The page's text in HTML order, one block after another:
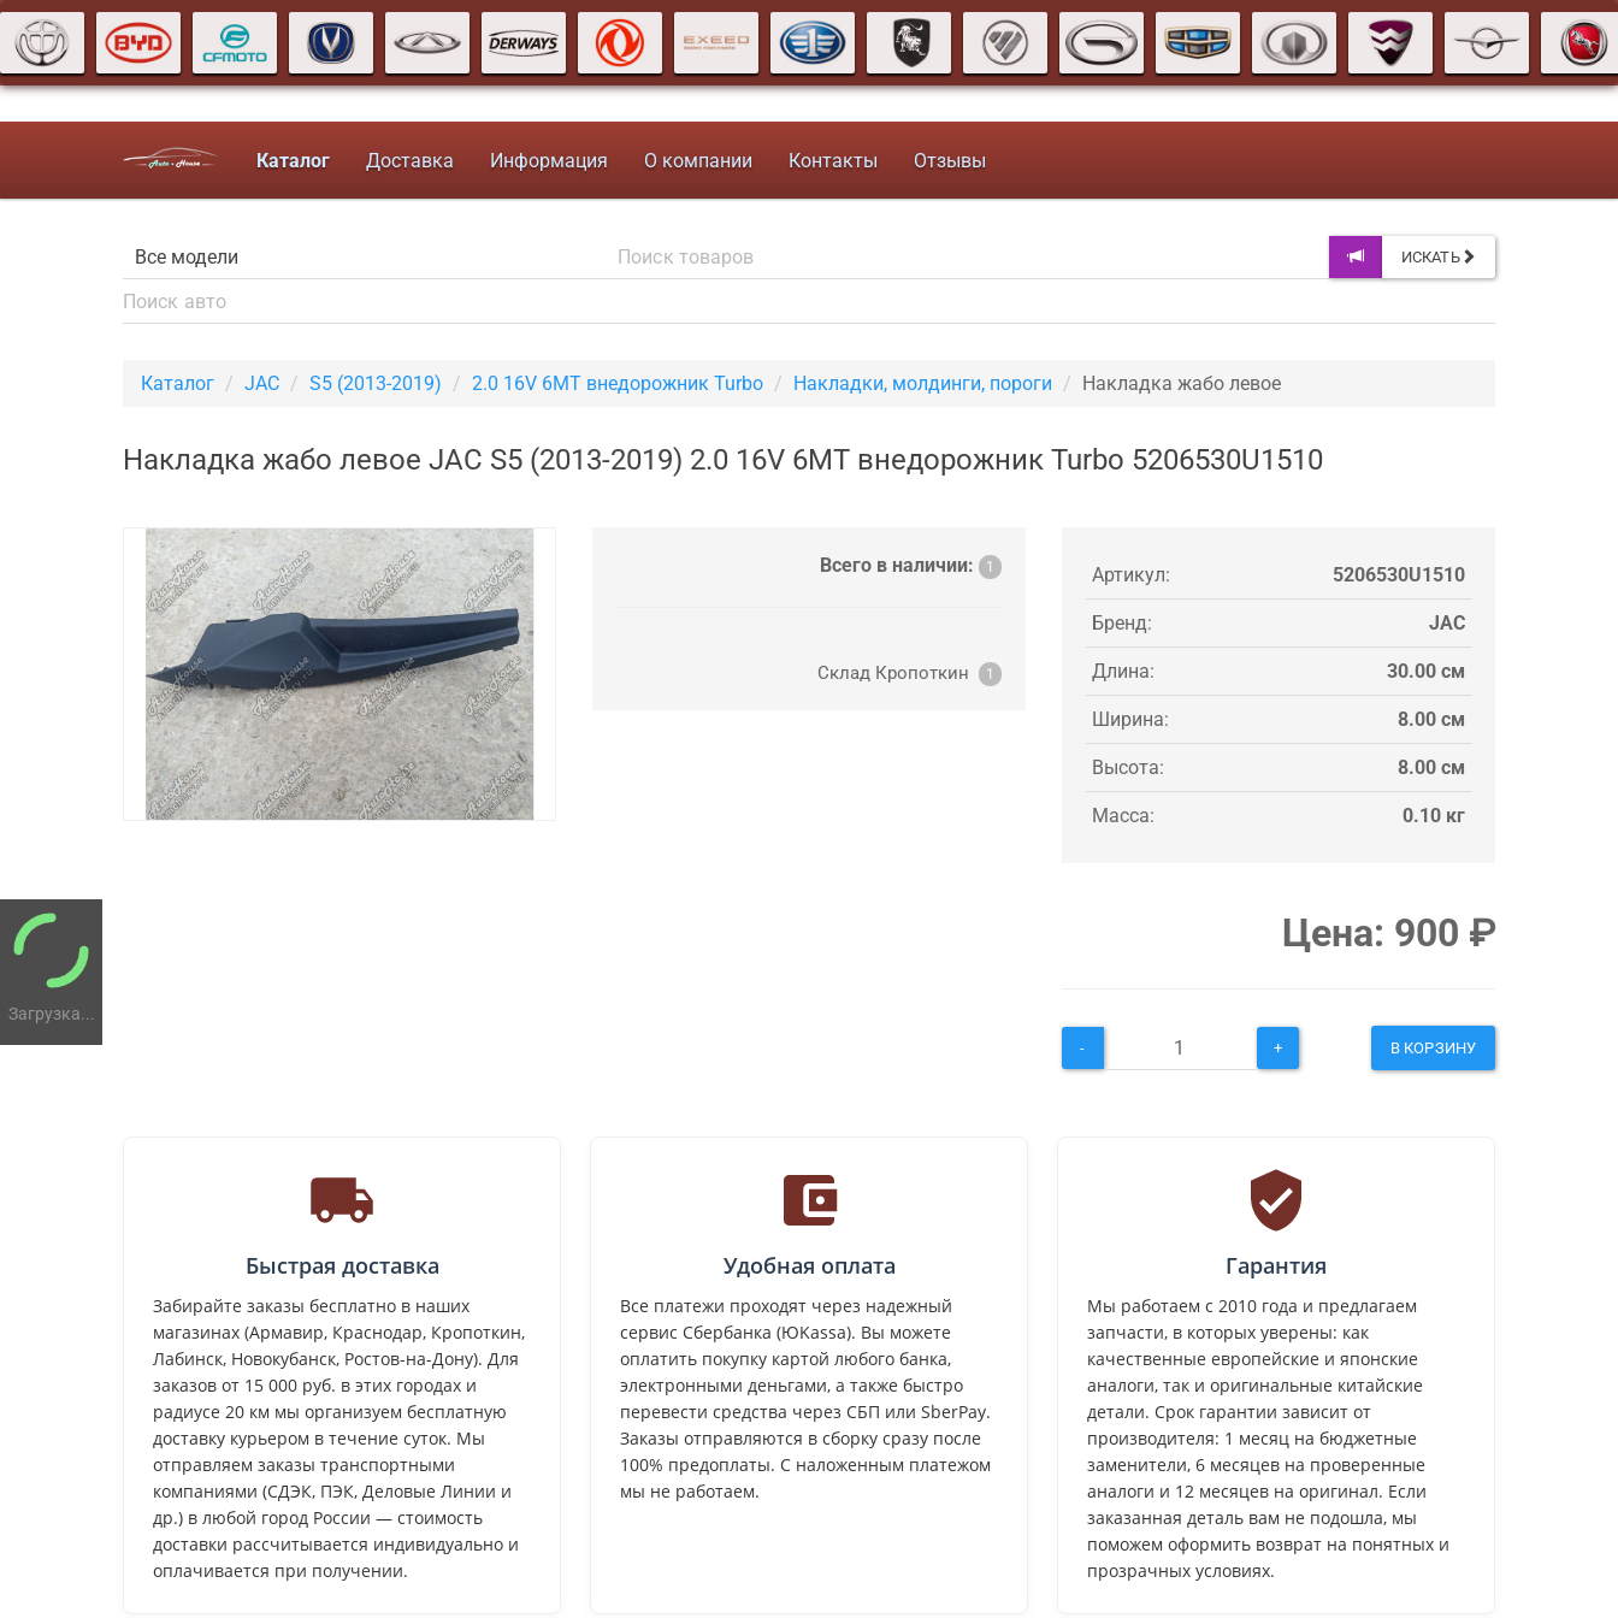
Загрузка...
Каталог Доставка Информация О компании Контакты Отзывы
ИСКАТЬ
Каталог JAC S5 (2013-2019) 2.0 16V 6MT внедорожник Turbo Накладки, молдинги, пороги Накладка жабо левое
Накладка жабо левое JAC S5 (2013-2019) 2.0 16V 6MT внедорожник Turbo 5206530U1510
Всего в наличии: 1
Склад Кропоткин 1
Артикул: 5206530U1510
Бренд: JAC
Длина: 30.00 см
Ширина: 8.00 см
Высота: 8.00 см
Масса: 0.10 кг
Цена: 900 ₽
- + В КОРЗИНУ
Быстрая доставка
Забирайте заказы бесплатно в наших
магазинах (Армавир, Краснодар, Кропоткин,
Лабинск, Новокубанск, Ростов-на-Дону). Для
заказов от 15 000 руб. в этих городах и
радиусе 20 км мы организуем бесплатную
доставку курьером в течение суток. Мы
отправляем заказы транспортными
компаниями (СДЭК, ПЭК, Деловые Линии и
др.) в любой город России — стоимость
доставки рассчитывается индивидуально и
оплачивается при получении.
Удобная оплата
Все платежи проходят через надежный
сервис Сбербанка (ЮKassa). Вы можете
оплатить покупку картой любого банка,
электронными деньгами, а также быстро
перевести средства через СБП или SberPay.
Заказы отправляются в сборку сразу после
100% предоплаты. С наложенным платежом
мы не работаем.
Гарантия
Мы работаем с 2010 года и предлагаем
запчасти, в которых уверены: как
качественные европейские и японские
аналоги, так и оригинальные китайские
детали. Срок гарантии зависит от
производителя: 1 месяц на бюджетные
заменители, 6 месяцев на проверенные
аналоги и 12 месяцев на оригинал. Если
заказанная деталь вам не подошла, мы
поможем оформить возврат на понятных и
прозрачных условиях.